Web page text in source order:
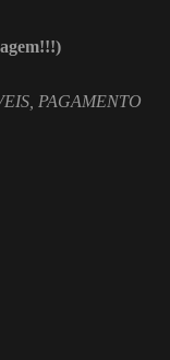
PAGAMENTO